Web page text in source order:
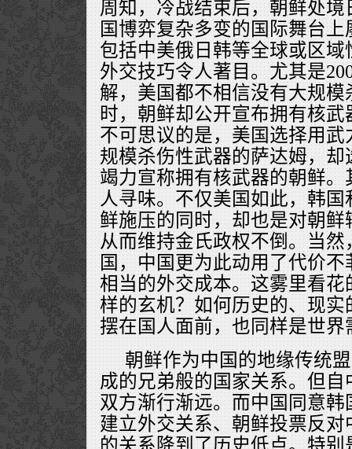
周知，冷战结束后，朝鲜处
国博弈复杂多变的国际舞台
包括中美俄日韩等全球或区
外交技巧令人著目。尤其是
解，美国都不相信没有大规
时，朝鲜却公开宣布拥有核
不可思议的是，美国选择用
规模杀伤性武器的萨达姆，
竭力宣称拥有核武器的朝鲜
人寻味。不仅美国如此，韩
鲜施压的同时，却也是对朝
从而维持金氏政权不倒。当
国，中国更为此动用了代价
相当的外交成本。这雾里看
样的玄机？如何历史的、现
摆在国人面前，也同样是世界
朝鲜作为中国的地缘传统
成的兄弟般的国家关系。但
双方渐行渐远。而中国同意
建立外交关系、朝鲜投票反